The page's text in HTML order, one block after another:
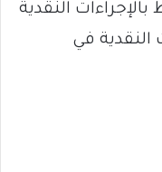
النقدية
النقدية في